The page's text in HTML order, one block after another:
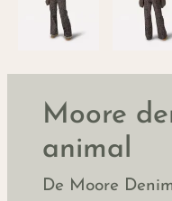
Moore
animal
De Moore